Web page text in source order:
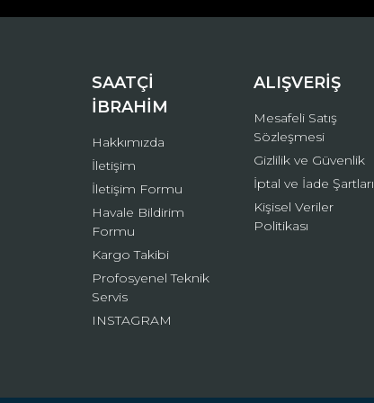
Bu ürüne benzer farklı alternatifler olmalı.
SAATÇİ
İBRAHİM
Hakkımızda
İletişim
İletişim Formu
Havale Bildirim
Formu
Kargo Takibi
Profosyenel Teknik
Servis
INSTAGRAM
ALIŞVERİŞ
Mesafeli Satış
Sözleşmesi
Gizlilik ve Güvenlik
İptal ve İade Şartları
Kişisel Veriler
Politikası